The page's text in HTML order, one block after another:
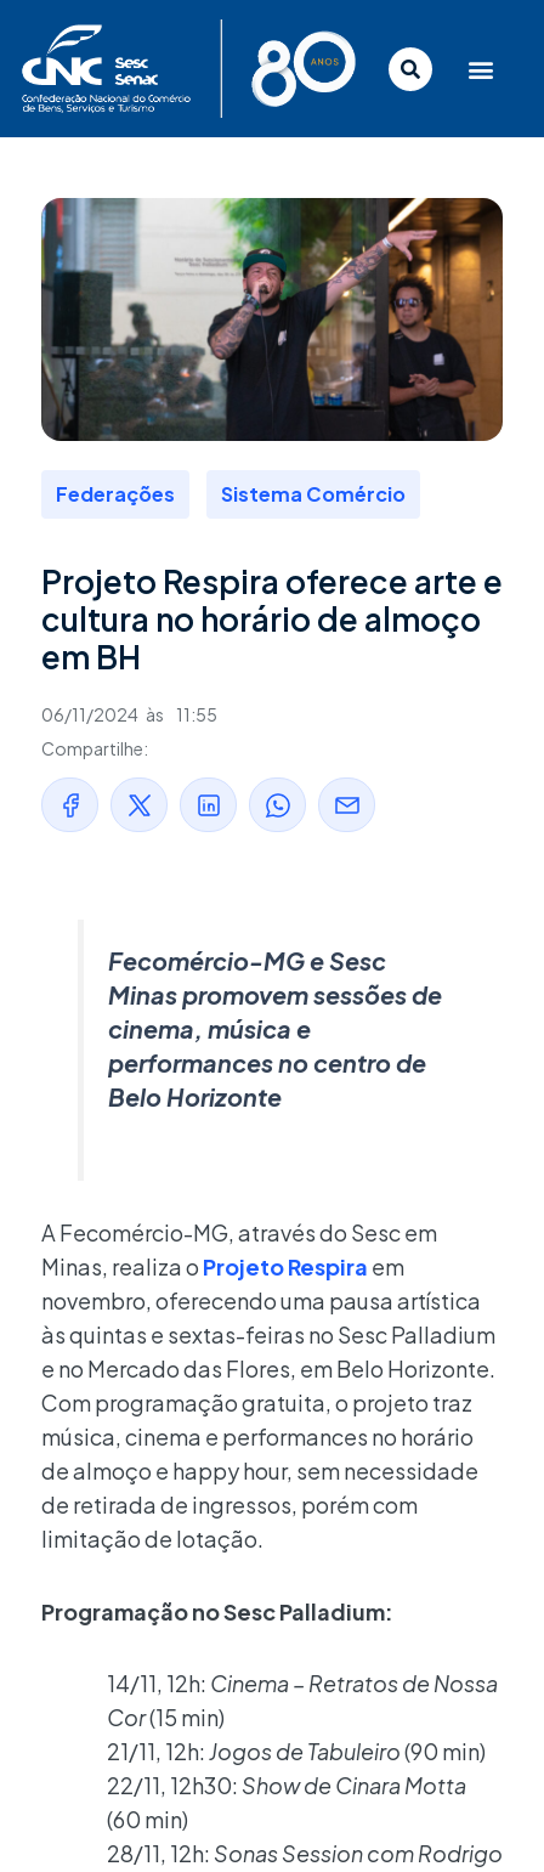
conteúdo
Federações Sistema Comércio
Projeto Respira oferece arte e
cultura no horário de almoço
em BH
06/11/2024 às
11:55
Compartilhe:
Fecomércio-MG e Sesc
Minas promovem sessões de
cinema, música e
performances no centro de
Belo Horizonte
A Fecomércio-MG, através do Sesc em
Minas, realiza o Projeto Respira em
novembro, oferecendo uma pausa artística
às quintas e sextas-feiras no Sesc Palladium
e no Mercado das Flores, em Belo Horizonte.
Com programação gratuita, o projeto traz
música, cinema e performances no horário
de almoço e happy hour, sem necessidade
de retirada de ingressos, porém com
limitação de lotação.
Programação no Sesc Palladium:
14/11, 12h: Cinema – Retratos de Nossa
Cor(15 min)
21/11, 12h:Jogos de Tabuleiro(90 min)
22/11, 12h30: Show de Cinara Motta
(60 min)
28/11, 12h: Sonas Session com Rodrigo